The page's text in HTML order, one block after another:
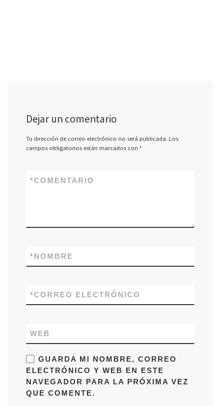
Dejar un comentario
Tu dirección de correo electrónico no será publicada. Los
campos obligatorios están marcados con *
COMENTARIO
*
NOMBRE
*
CORREO ELECTRÓNICO
*
WEB
GUARDA MI NOMBRE, CORREO
ELECTRÓNICO Y WEB EN ESTE
NAVEGADOR PARA LA PRÓXIMA VEZ
QUE COMENTE.